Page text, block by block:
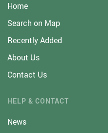
Home
Search on Map
Recently Added
About Us
Contact Us
HELP & CONTACT
News